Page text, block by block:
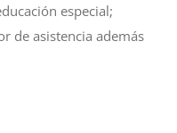
especial;
de asistencia además